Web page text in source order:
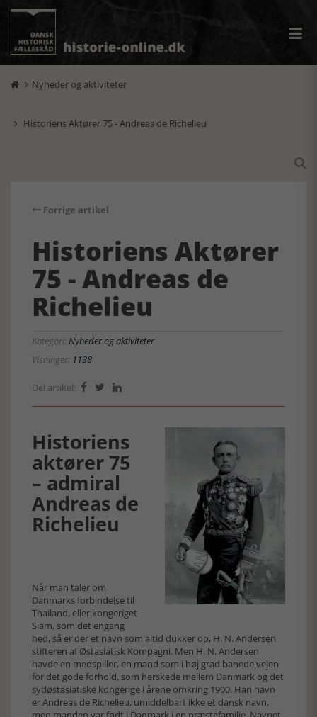
 Nyheder og aktiviteter
 Historiens Aktører 75 - Andreas de Richelieu

Forrige artikel
Historiens Aktører
75 - Andreas de
Richelieu
Kategori:Nyheder og aktiviteter
Visninger: 1138
Del artikel:   
Historiens
aktører 75
– admiral
Andreas de
Richelieu
Når man taler om
Danmarks forbindelse til
Thailand, eller kongeriget
Siam, som det engang
hed, så er der et navn som altid dukker op, H. N. Andersen,
stifteren af Østasiatisk Kompagni. Men H. N. Andersen
havde en medspiller, en mand som i høj grad banede vejen
for det gode forhold, som herskede mellem Danmark og det
sydøstasiatiske kongerige i årene omkring 1900. Han navn
er Andreas de Richelieu, umiddelbart ikke et dansk navn,